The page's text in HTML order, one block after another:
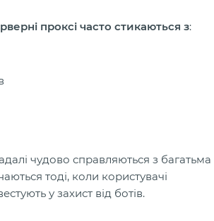
проксі часто стикаються з:
чудово справляються з багатьма
тоді, коли користувачі
у захист від ботів.